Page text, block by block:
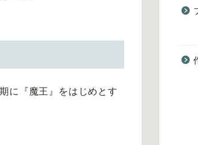
に『魔王』をはじめとす